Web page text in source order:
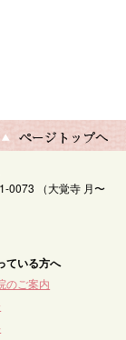
0073 （大覚寺 月〜
ている方へ
のご案内